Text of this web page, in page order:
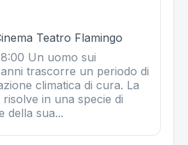
Teatro Flamingo
Un uomo sui
trascorre un periodo di
climatica di cura. La
in una specie di
della sua...